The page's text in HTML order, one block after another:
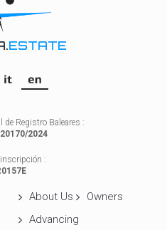
ESTATE
Registro Baleares :
2024
:
About Us
Owners
Advancing